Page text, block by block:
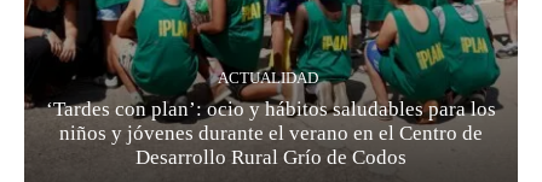
ACTUALIDAD
‘Tardes con plan’: ocio y hábitos saludables para los
niños y jóvenes durante el verano en el Centro de
Desarrollo Rural Grío de Codos